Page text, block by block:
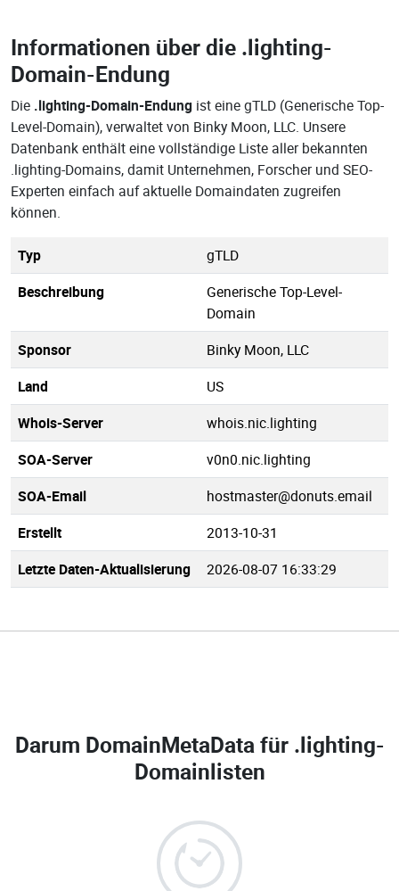
Informationen über die .lighting-
Domain-Endung
Die .lighting-Domain-Endung ist eine gTLD (Generische Top-
Level-Domain), verwaltet von Binky Moon, LLC. Unsere
Datenbank enthält eine vollständige Liste aller bekannten
.lighting-Domains, damit Unternehmen, Forscher und SEO-
Experten einfach auf aktuelle Domaindaten zugreifen
können.
Typ
gTLD
Beschreibung
Generische Top-Level-
Domain
Sponsor
Binky Moon, LLC
Land
US
Whois-Server
whois.nic.lighting
SOA-Server
v0n0.nic.lighting
SOA-Email
hostmaster@donuts.email
Erstellt
2013-10-31
Letzte Daten-Aktualisierung
2026-08-07 16:33:29
Darum DomainMetaData für .lighting-
Domainlisten